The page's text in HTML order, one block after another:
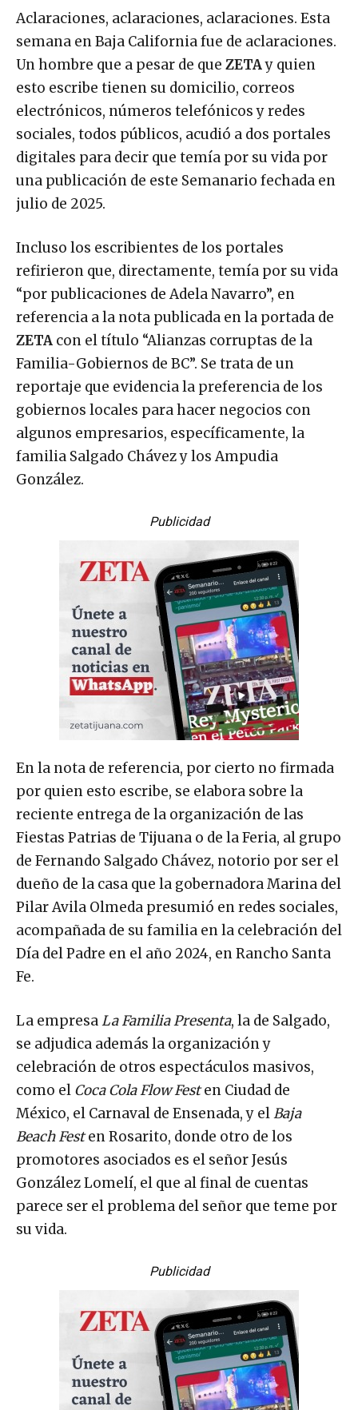
Aclaraciones, aclaraciones, aclaraciones. Esta
semana en Baja California fue de aclaraciones.
Un hombre que a pesar de que ZETAy quien
esto escribe tienen su domicilio, correos
electrónicos, números telefónicos y redes
sociales, todos públicos, acudió a dos portales
digitales para decir que temía por su vida por
una publicación de este Semanario fechada en
julio de 2025.
Incluso los escribientes de los portales
refirieron que, directamente, temía por su vida
“por publicaciones de Adela Navarro”, en
referencia a la nota publicada en la portada de
ZETA con el título “Alianzas corruptas de la
Familia-Gobiernos de BC”. Se trata de un
reportaje que evidencia la preferencia de los
gobiernos locales para hacer negocios con
algunos empresarios, específicamente, la
familia Salgado Chávez y los Ampudia
González.
Publicidad
En la nota de referencia, por cierto no firmada
por quien esto escribe, se elabora sobre la
reciente entrega de la organización de las
Fiestas Patrias de Tijuana o de la Feria, al grupo
de Fernando Salgado Chávez, notorio por ser el
dueño de la casa que la gobernadora Marina del
Pilar Avila Olmeda presumió en redes sociales,
acompañada de su familia en la celebración del
Día del Padre en el año 2024, en Rancho Santa
Fe.
La empresaLa Familia Presenta, la de Salgado,
se adjudica además la organización y
celebración de otros espectáculos masivos,
como el Coca Cola Flow Festen Ciudad de
México, el Carnaval de Ensenada, y elBaja
Beach Festen Rosarito, donde otro de los
promotores asociados es el señor Jesús
González Lomelí, el que al final de cuentas
parece ser el problema del señor que teme por
su vida.
Publicidad